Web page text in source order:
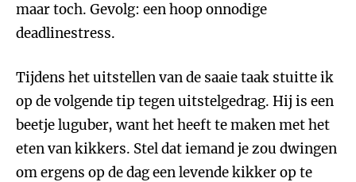
maar toch. Gevolg: een hoop onnodige
deadlinestress.
Tijdens het uitstellen van de saaie taak stuitte ik
op de volgende tip tegen uitstelgedrag. Hij is een
beetje luguber, want het heeft te maken met het
eten van kikkers. Stel dat iemand je zou dwingen
om ergens op de dag een levende kikker op te